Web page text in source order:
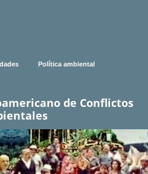
Política ambiental
de Conflictos